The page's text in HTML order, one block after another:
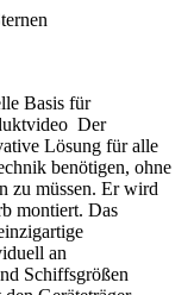
Basis für
Der
Lösung für alle
benötigen, ohne
zu müssen. Er wird
montiert. Das
an
Schiffsgrößen